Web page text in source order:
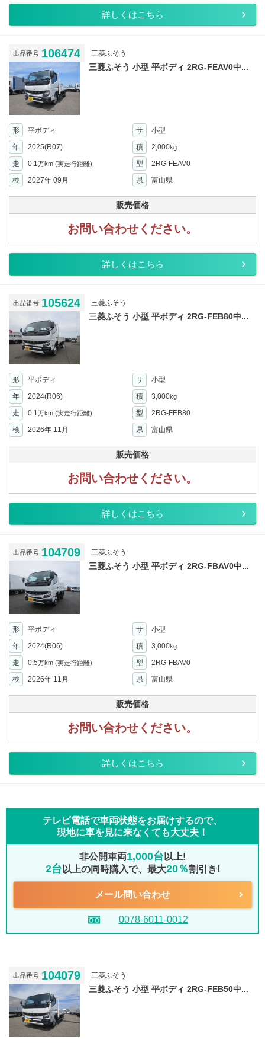
詳しくはこちら
出品番号 106474 三菱ふそう
三菱ふそう 小型 平ボディ 2RG-FEAV0中...
形 平ボディ サ
小型
年
2025(R07) 積 2,000kg
走 0.1万km (実走行距離) 型
2RG-FEAV0
検
2027年 09月 県 富山県
販売価格
お問い合わせください。
詳しくはこちら
出品番号 105624 三菱ふそう
三菱ふそう 小型 平ボディ 2RG-FEB80中...
形 平ボディ サ
小型
年
2024(R06) 積 3,000kg
走 0.1万km (実走行距離) 型
2RG-FEB80
検
2026年 11月 県 富山県
販売価格
お問い合わせください。
詳しくはこちら
出品番号 104709 三菱ふそう
三菱ふそう 小型 平ボディ 2RG-FBAV0中...
形 平ボディ サ
小型
年
2024(R06) 積 3,000kg
走 0.5万km (実走行距離) 型
2RG-FBAV0
検
2026年 11月 県 富山県
販売価格
お問い合わせください。
詳しくはこちら
テレビ電話で車両状態をお届けするので、
現地に車を見に来なくても大丈夫！
非公開車両1,000台 以上!
2台 以上の同時購入で、最大20％割引き!
メール問い合わせ
0078-6011-0012
出品番号 104079 三菱ふそう
三菱ふそう 小型 平ボディ 2RG-FEB50中...